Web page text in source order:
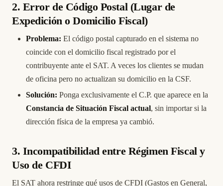
2. Error de Código Postal (Lugar de
Expedición o Domicilio Fiscal)
Problema: El código postal capturado en el sistema no
coincide con el domicilio fiscal registrado por el
contribuyente ante el SAT. A veces los clientes se mudan
de oficina pero no actualizan su domicilio en la CSF.
Solución: Ponga exclusivamente el C.P. que aparece en la
Constancia de Situación Fiscal actual, sin importar si la
dirección física de la empresa ya cambió.
3. Incompatibilidad entre Régimen Fiscal y
Uso de CFDI
El SAT ahora restringe qué usos de CFDI (Gastos en General,